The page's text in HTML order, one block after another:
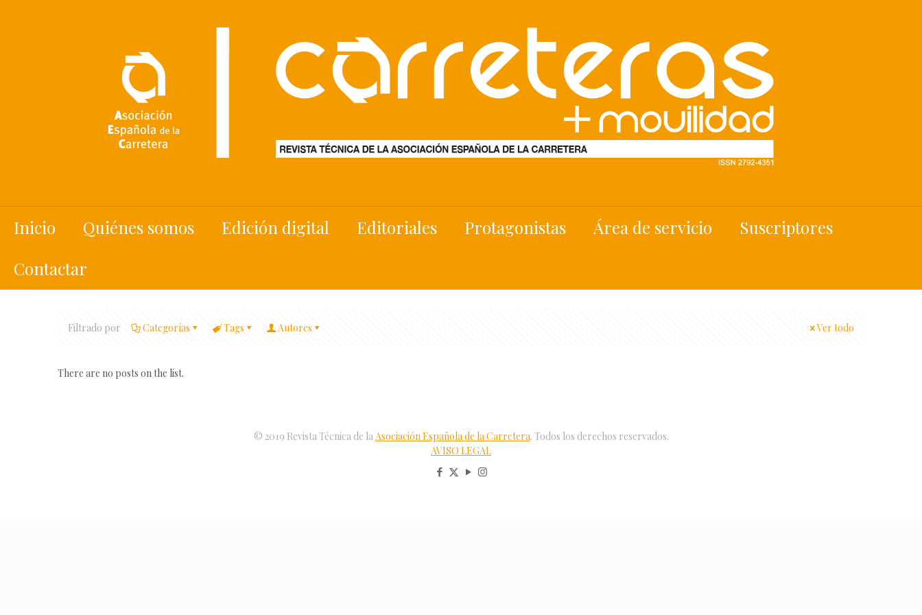
Inicio Quiénes somos Edición digital Editoriales Protagonistas Área de servicio
Suscriptores
Contactar
Filtrado por Categorías Tags Autores Ver todo
There are no posts on the list.
© 2019 Revista Técnica de laAsociación Española de la Carretera. Todos los derechos reservados.
AVISO LEGAL